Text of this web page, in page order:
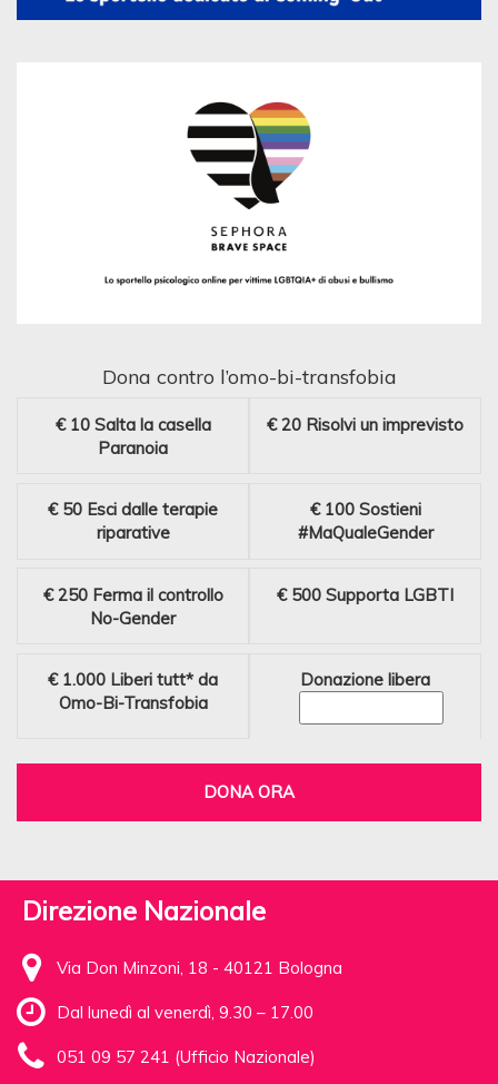
Dona contro l’omo-bi-transfobia
€ 10 Salta la casella
Paranoia
€ 20 Risolvi un imprevisto
€ 50 Esci dalle terapie
riparative
€ 100 Sostieni
#MaQualeGender
€ 250 Ferma il controllo
No-Gender
€ 500 Supporta LGBTI
€ 1.000 Liberi tutt* da
Omo-Bi-Transfobia
Donazione libera
DONA ORA
Direzione Nazionale
Via Don Minzoni, 18 - 40121 Bologna
Dal lunedì al venerdì, 9.30 – 17.00
051 09 57 241 (Ufficio Nazionale)